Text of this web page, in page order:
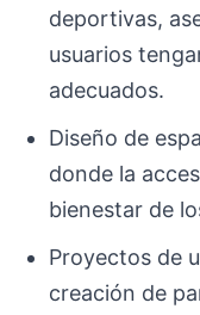
deportivas,
usuarios
adecuados.
Diseño de
donde la
bienestar de
Proyectos de
creación de